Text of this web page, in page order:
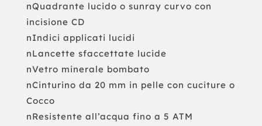
nQuadrante lucido o sunray curvo con
incisione CD
nIndici applicati lucidi
nLancette sfaccettate lucide
nVetro minerale bombato
nCinturino da 20 mm in pelle con cuciture o
Cocco
nResistente all’acqua fino a 5 ATM